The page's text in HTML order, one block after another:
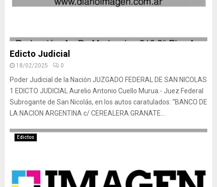
Edicto Judicial
18/02/2025 0
Poder Judicial de la Nación JUZGADO FEDERAL DE SAN NICOLAS
1 EDICTO JUDICIAL Aurelio Antonio Cuello Murua.- Juez Federal
Subrogante de San Nicolás, en los autos caratulados: “BANCO DE
LA NACION ARGENTINA c/ CEREALERA GRANATE...
Edictos